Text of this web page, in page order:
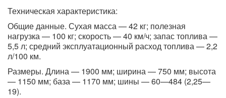
Техническая характеристика:
Общие данные. Сухая масса — 42 кг; полезная
нагрузка — 100 кг; скорость — 40 км/ч; запас топлива —
5,5 л; средний эксплуатационный расход топлива — 2,2
л/100 км.
Размеры. Длина — 1900 мм; ширина — 750 мм; высота
— 1150 мм; база — 1170 мм; шины — 60—484 (2,25—
19).